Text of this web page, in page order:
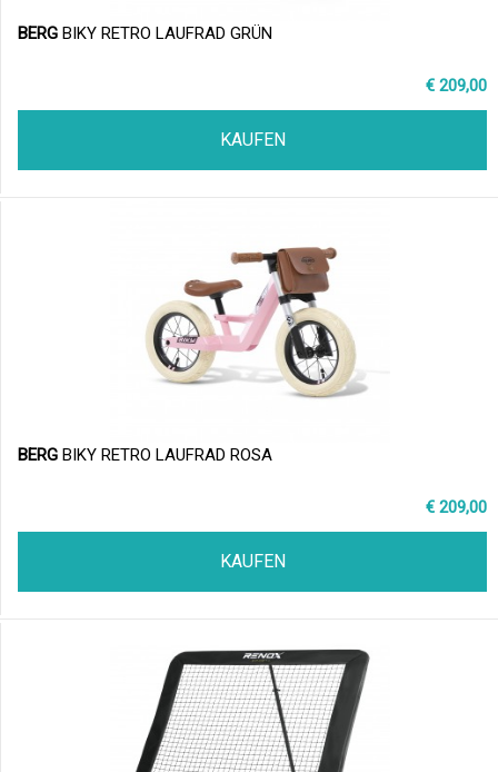
BERG BIKY RETRO LAUFRAD GRÜN
€ 209,00
KAUFEN
BERG BIKY RETRO LAUFRAD ROSA
€ 209,00
KAUFEN